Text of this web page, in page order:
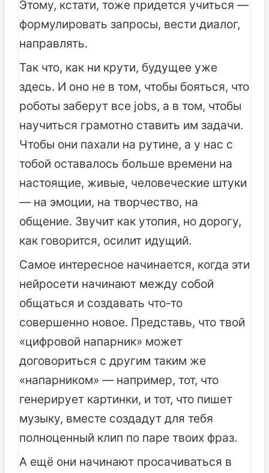
Этому, кстати, тоже придется учиться —
формулировать запросы, вести диалог,
направлять.
Так что, как ни крути, будущее уже
здесь. И оно не в том, чтобы бояться, что
роботы заберут все jobs, а в том, чтобы
научиться грамотно ставить им задачи.
Чтобы они пахали на рутине, а у нас с
тобой оставалось больше времени на
настоящие, живые, человеческие штуки
— на эмоции, на творчество, на
общение. Звучит как утопия, но дорогу,
как говорится, осилит идущий.
Самое интересное начинается, когда эти
нейросети начинают между собой
общаться и создавать что-то
совершенно новое. Представь, что твой
«цифровой напарник» может
договориться с другим таким же
«напарником» — например, тот, что
генерирует картинки, и тот, что пишет
музыку, вместе создадут для тебя
полноценный клип по паре твоих фраз.
А ещё они начинают просачиваться в